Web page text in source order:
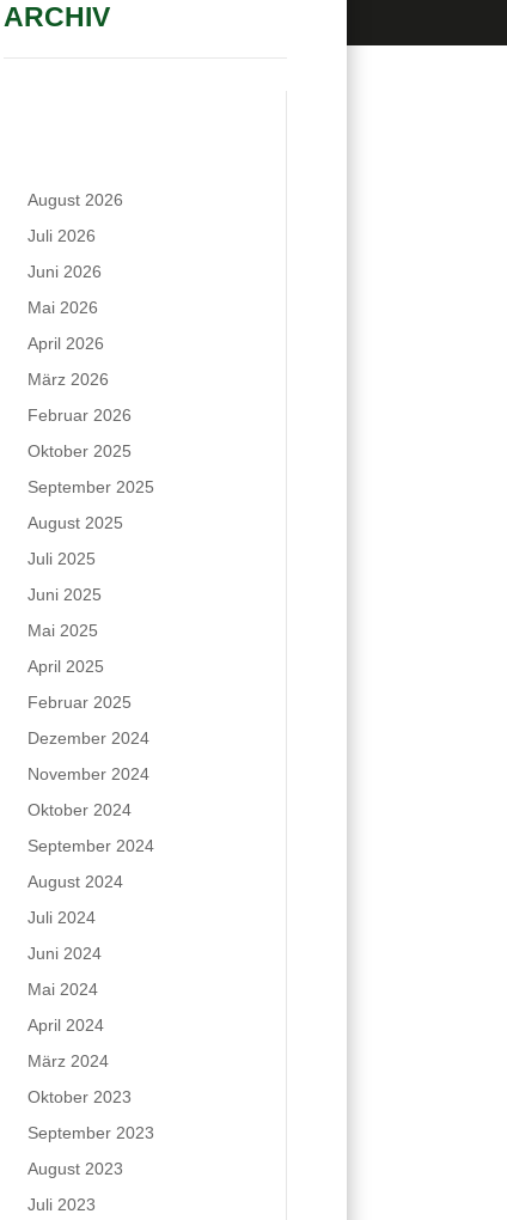
ARCHIV
August 2026
Juli 2026
Juni 2026
Mai 2026
April 2026
März 2026
Februar 2026
Oktober 2025
September 2025
August 2025
Juli 2025
Juni 2025
Mai 2025
April 2025
Februar 2025
Dezember 2024
November 2024
Oktober 2024
September 2024
August 2024
Juli 2024
Juni 2024
Mai 2024
April 2024
März 2024
Oktober 2023
September 2023
August 2023
Juli 2023